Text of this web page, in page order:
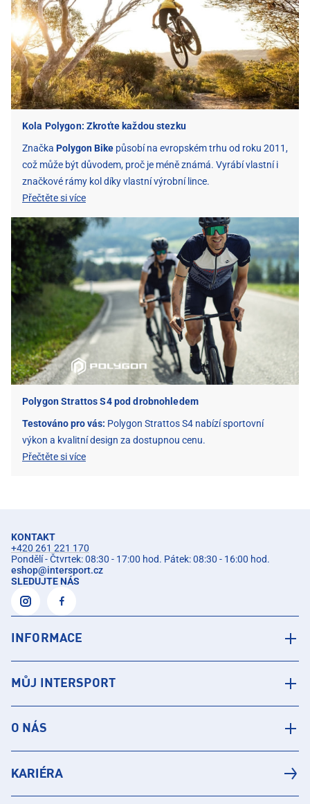
Kola Polygon: Zkroťte každou stezku
Značka Polygon Bike působí na evropském trhu od roku 2011,
což může být důvodem, proč je méně známá. Vyrábí vlastní i
značkové rámy kol díky vlastní výrobní lince.
Přečtěte si více
Polygon Strattos S4 pod drobnohledem
Testováno pro vás: Polygon Strattos S4 nabízí sportovní
výkon a kvalitní design za dostupnou cenu.
Přečtěte si více
KONTAKT
+420 261 221 170
Pondělí - Čtvrtek: 08:30 - 17:00 hod. Pátek: 08:30 - 16:00 hod.
eshop@intersport.cz
SLEDUJTE NÁS
INFORMACE
MŮJ INTERSPORT
O NÁS
KARIÉRA